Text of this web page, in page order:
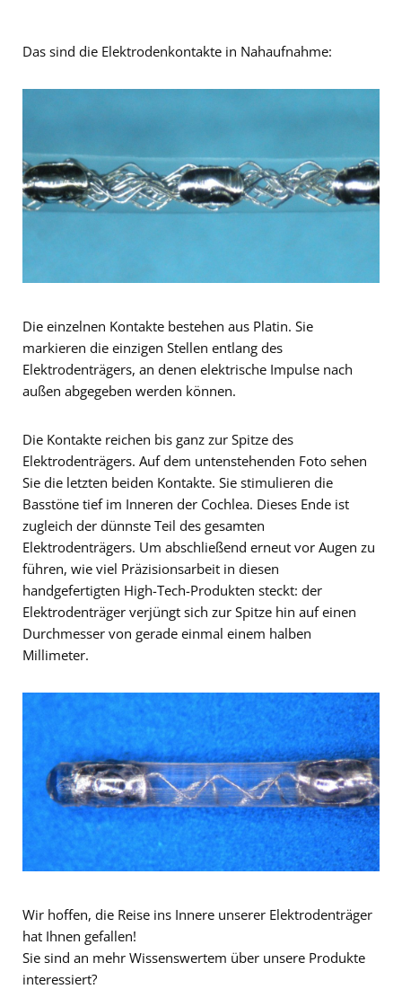
Das sind die Elektrodenkontakte in Nahaufnahme:
Die einzelnen Kontakte bestehen aus Platin. Sie
markieren die einzigen Stellen entlang des
Elektrodenträgers, an denen elektrische Impulse nach
außen abgegeben werden können.
Die Kontakte reichen bis ganz zur Spitze des
Elektrodenträgers. Auf dem untenstehenden Foto sehen
Sie die letzten beiden Kontakte. Sie stimulieren die
Basstöne tief im Inneren der Cochlea. Dieses Ende ist
zugleich der dünnste Teil des gesamten
Elektrodenträgers. Um abschließend erneut vor Augen zu
führen, wie viel Präzisionsarbeit in diesen
handgefertigten High-Tech-Produkten steckt: der
Elektrodenträger verjüngt sich zur Spitze hin auf einen
Durchmesser von gerade einmal einem halben
Millimeter.
Wir hoffen, die Reise ins Innere unserer Elektrodenträger
hat Ihnen gefallen!
Sie sind an mehr Wissenswertem über unsere Produkte
interessiert?